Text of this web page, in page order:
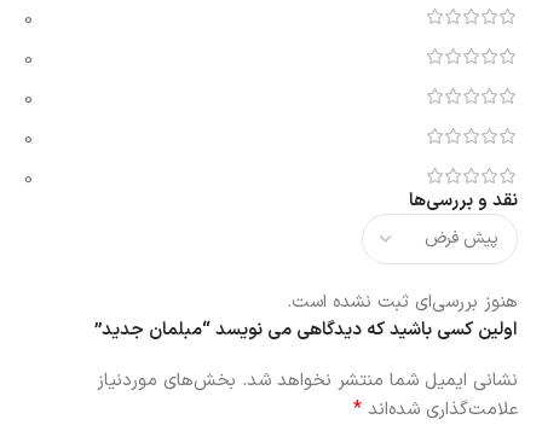
0
0
0
0
0
نقد و بررسی‌ها
هنوز بررسی‌ای ثبت نشده است.
اولین کسی باشید که دیدگاهی می نویسد “مبلمان جدید”
نشانی ایمیل شما منتشر نخواهد شد. بخش‌های موردنیاز
علامت‌گذاری شده‌اند *